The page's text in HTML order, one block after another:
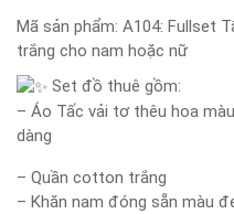
Mã sản phẩm: A104: Fullset
trắng cho nam hoặc nữ
Set đồ thuê gồm:
– Áo Tấc vải tơ thêu hoa
dàng
– Quần cotton trắng
– Khăn nam đóng sẵn màu